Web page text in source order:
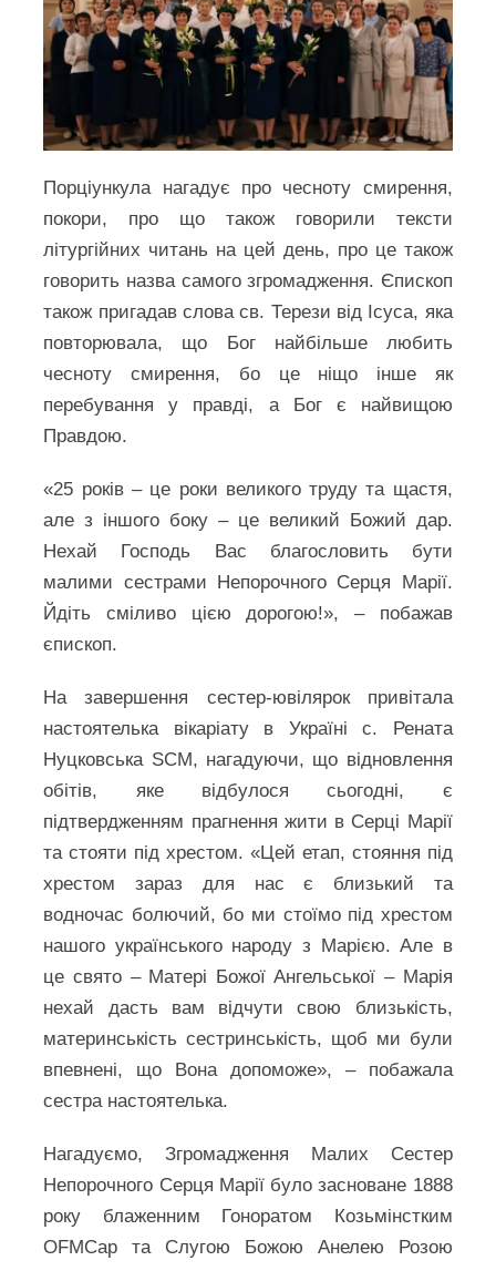
Порціункула нагадує про чесноту смирення,
покори, про що також говорили тексти
літургійних читань на цей день, про це також
говорить назва самого згромадження. Єпископ
також пригадав слова св. Терези від Ісуса, яка
повторювала, що Бог найбільше любить
чесноту смирення, бо це ніщо інше як
перебування у правді, а Бог є найвищою
Правдою.
«25 років – це роки великого труду та щастя,
але з іншого боку – це великий Божий дар.
Нехай Господь Вас благословить бути
малими сестрами Непорочного Серця Марії.
Йдіть сміливо цією дорогою!», – побажав
єпископ.
На завершення сестер-ювілярок привітала
настоятелька вікаріату в Україні с. Рената
Нуцковська SCM, нагадуючи, що відновлення
обітів, яке відбулося сьогодні, є
підтвердженням прагнення жити в Серці Марії
та стояти під хрестом. «Цей етап, стояння під
хрестом зараз для нас є близький та
водночас болючий, бо ми стоїмо під хрестом
нашого українського народу з Марією. Але в
це свято – Матері Божої Ангельської – Марія
нехай дасть вам відчути свою близькість,
материнськість сестринськість, щоб ми були
впевнені, що Вона допоможе», – побажала
сестра настоятелька.
Нагадуємо, Згромадження Малих Сестер
Непорочного Серця Марії було засноване 1888
року блаженним Гоноратом Козьмінстким
OFMCap та Слугою Божою Анелею Розою